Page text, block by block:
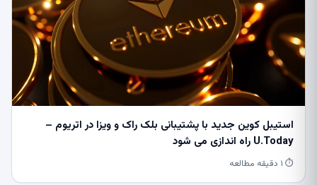
استیبل کوین جدید با پشتیبانی بلک راک و ویزا در اتریوم –
U.Today راه اندازی می شود
⏱ ۱ دقیقه مطالعه